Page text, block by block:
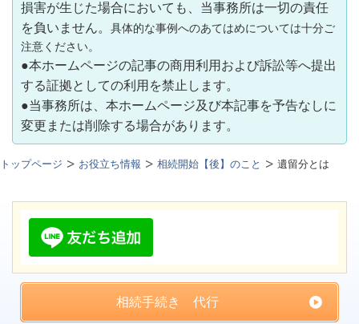
損害が生じた場合においても、当事務所は一切の責任
を負いません。 具体的な事例へのあてはめについては十分ご
注意ください。
●本ホームページの記事の商用利用および訴訟等へ提出
する証拠としての利用を禁止します。
●当事務所は、本ホームページ及び本記事を予告なしに
変更または削除する場合があります。
トップページ お役立ち情報 相続開始【後】のこと 遺留分とは
相続手続き 代行